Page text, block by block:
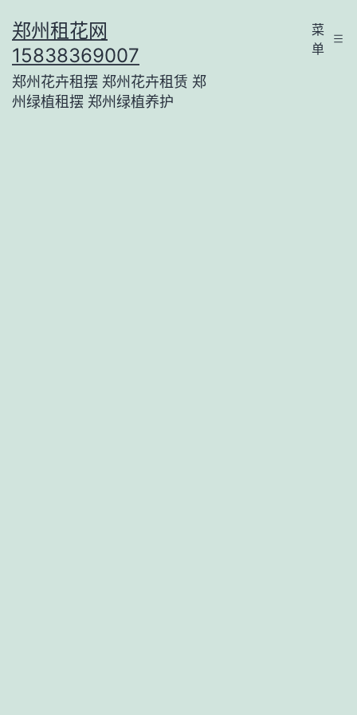
至
内
容
郑州租花网
15838369007
郑州花卉租摆 郑州花卉租赁 郑
州绿植租摆 郑州绿植养护
菜
单